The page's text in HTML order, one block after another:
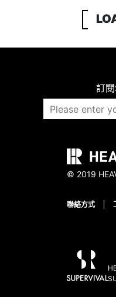
訂閱
© 2019
聯絡方式